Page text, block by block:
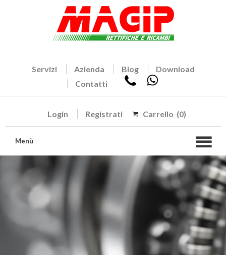
Servizi Azienda Blog
Download
Contatti
Login Registrati Carrello (0)
Menù